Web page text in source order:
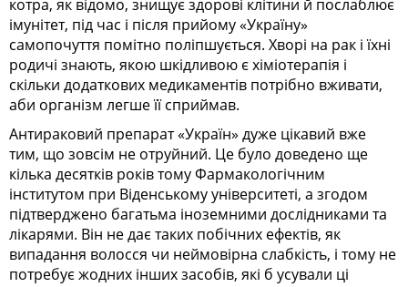
котра, як відомо, знищує здорові клітини й послаблює
імунітет, під час і після прийому «Україну»
самопочуття помітно поліпшується. Хворі на рак і їхні
родичі знають, якою шкідливою є хіміотерапія і
скільки додаткових медикаментів потрібно вживати,
аби організм легше її сприймав.
Антираковий препарат «Україн» дуже цікавий вже
тим, що зовсім не отруйний. Це було доведено ще
кілька десятків років тому Фармакологічним
інститутом при Віденському університеті, а згодом
підтверджено багатьма іноземними дослідниками та
лікарями. Він не дає таких побічних ефектів, як
випадання волосся чи неймовірна слабкість, і тому не
потребує жодних інших засобів, які б усували ці